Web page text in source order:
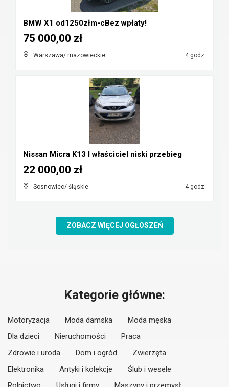
BMW X1 od1250złm-cBez wpłaty!
Warszawa/ mazowieckie 4 godz.
75 000,00 zł
Nissan Micra K13 I właściciel niski przebieg
Sosnowiec/ śląskie 4 godz.
22 000,00 zł
ZOBACZ WIĘCEJ OGŁOSZEŃ
Kategorie główne:
Motoryzacja Moda damska
Moda męska
Dla dzieci
Nieruchomości
Praca
Zdrowie i uroda
Dom i ogród
Zwierzęta
Elektronika
Antyki i kolekcje
Ślub i wesele